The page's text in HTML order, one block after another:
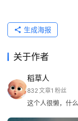
绘
龙
绘
生成海报
关于作者
稻草人
832文章1 粉丝
这个人很懒，什